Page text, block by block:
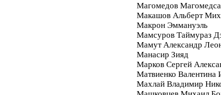
Магомедов
Макашов Альберт
Макрон Эммануэль
Мамсуров Таймураз
Мамут Александр
Манасир Зияд
Марков Сергей
Матвиенко Валентина
Махлай Владимир